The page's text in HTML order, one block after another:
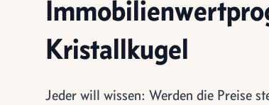
Kristallkugel
Jeder will wissen: Werden die Preise